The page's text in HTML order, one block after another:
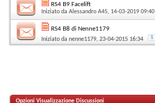
RS4 B9 Facelift
Iniziato da Alessandro A45, 14-03-2019 09:40
RS4 B8 di Nenne1179
Iniziato da nenne1179, 23-04-2015 16:34 1
Opzioni Visualizzazione Discussioni